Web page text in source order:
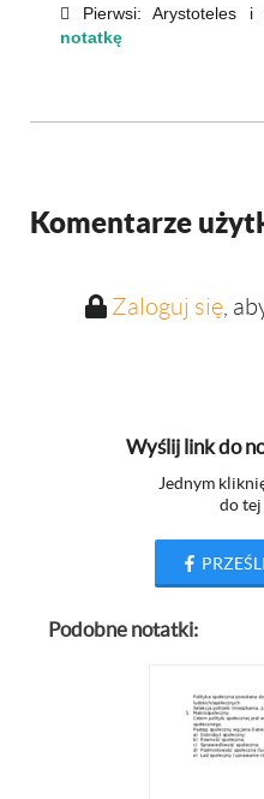
 Pierwsi: Arystoteles i
notatkę
Komentarze
Zaloguj się,
Wyślij link do
Jednym
do
Podobne notatki: